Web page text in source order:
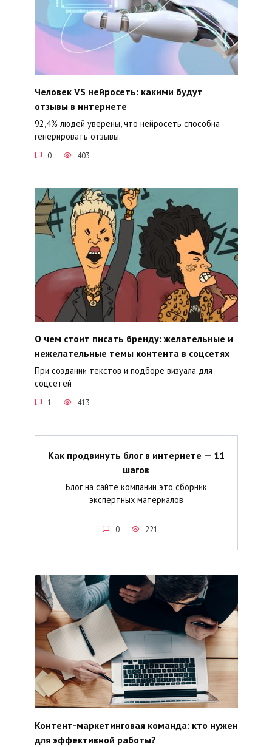
Человек VS нейросеть: какими будут
отзывы в интернете
92,4% людей уверены, что нейросеть способна
генерировать отзывы.
0 403
О чем стоит писать бренду: желательные и
нежелательные темы контента в соцсетях
При создании текстов и подборе визуала для
соцсетей
1 413
Как продвинуть блог в интернете — 11
шагов
Блог на сайте компании это сборник
экспертных материалов
0 221
Контент-маркетинговая команда: кто нужен
для эффективной работы?